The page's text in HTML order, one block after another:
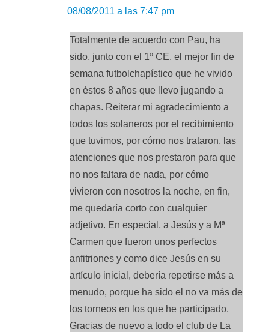
08/08/2011 a las 7:47 pm
Totalmente de acuerdo con Pau, ha
sido, junto con el 1º CE, el mejor fin de
semana futbolchapístico que he vivido
en éstos 8 años que llevo jugando a
chapas. Reiterar mi agradecimiento a
todos los solaneros por el recibimiento
que tuvimos, por cómo nos trataron, las
atenciones que nos prestaron para que
no nos faltara de nada, por cómo
vivieron con nosotros la noche, en fin,
me quedaría corto con cualquier
adjetivo. En especial, a Jesús y a Mª
Carmen que fueron unos perfectos
anfitriones y como dice Jesús en su
artículo inicial, debería repetirse más a
menudo, porque ha sido el no va más de
los torneos en los que he participado.
Gracias de nuevo a todo el club de La